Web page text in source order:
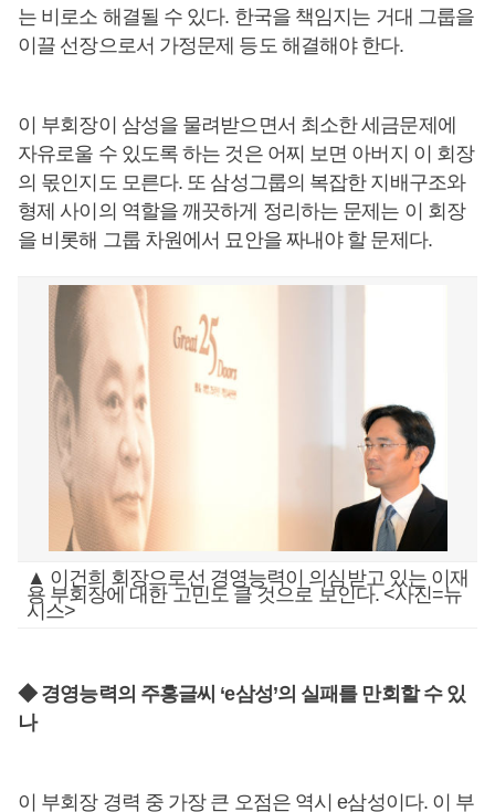
는 비로소 해결될 수 있다. 한국을 책임지는 거대 그룹을
이끌 선장으로서 가정문제 등도 해결해야 한다.
이 부회장이 삼성을 물려받으면서 최소한 세금문제에
자유로울 수 있도록 하는 것은 어찌 보면 아버지 이 회장
의 몫인지도 모른다. 또 삼성그룹의 복잡한 지배구조와
형제 사이의 역할을 깨끗하게 정리하는 문제는 이 회장
을 비롯해 그룹 차원에서 묘안을 짜내야 할 문제다.
▲ 이건희 회장으로선 경영능력이 의심받고 있는 이재
용 부회장에 대한 고민도 클 것으로 보인다. <사진=뉴
시스>
◆ 경영능력의 주홍글씨 ‘e삼성’의 실패를 만회할 수 있
나
이 부회장 경력 중 가장 큰 오점은 역시 e삼성이다. 이 부